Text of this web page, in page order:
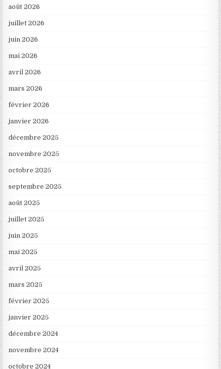
août 2026
juillet 2026
juin 2026
mai 2026
avril 2026
mars 2026
février 2026
janvier 2026
décembre 2025
novembre 2025
octobre 2025
septembre 2025
août 2025
juillet 2025
juin 2025
mai 2025
avril 2025
mars 2025
février 2025
janvier 2025
décembre 2024
novembre 2024
octobre 2024